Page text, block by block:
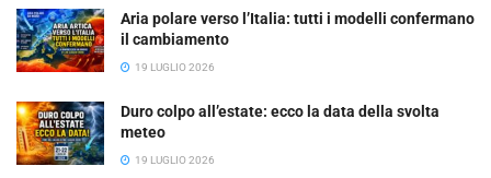
Aria polare verso l’Italia: tutti i modelli confermano
il cambiamento
19 LUGLIO 2026
Duro colpo all’estate: ecco la data della svolta
meteo
19 LUGLIO 2026